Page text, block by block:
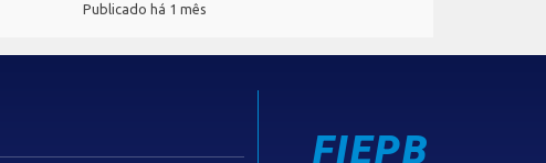
Publicado há 1 mês
FIEPB